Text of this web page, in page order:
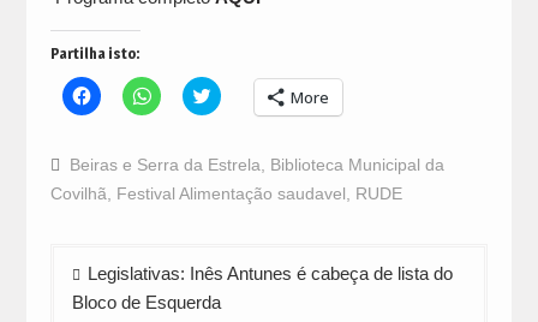
Partilha isto:
Click
to
Facebook
(Opens
in
new
Click
to
WhatsApp
(Opens
in
new
Click
to
Twitter
(Opens
in
new
More
Beiras e Serra da Estrela
Biblioteca Municipal da
Covilhã
Festival Alimentação saudavel RUDE
Navegação
de
Legislativas: Inês Antunes é cabeça de lista do
Bloco de Esquerda